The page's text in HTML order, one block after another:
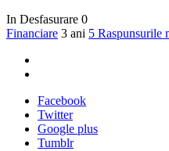
In Desfasurare 0
Financiare 3 ani 5 Raspunsurile
Facebook
Twitter
Google plus
Tumblr